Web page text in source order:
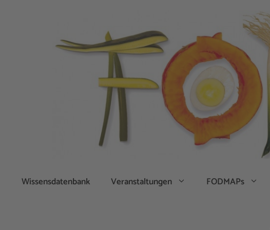
Wissensdatenbank Veranstaltungen FODMAPs